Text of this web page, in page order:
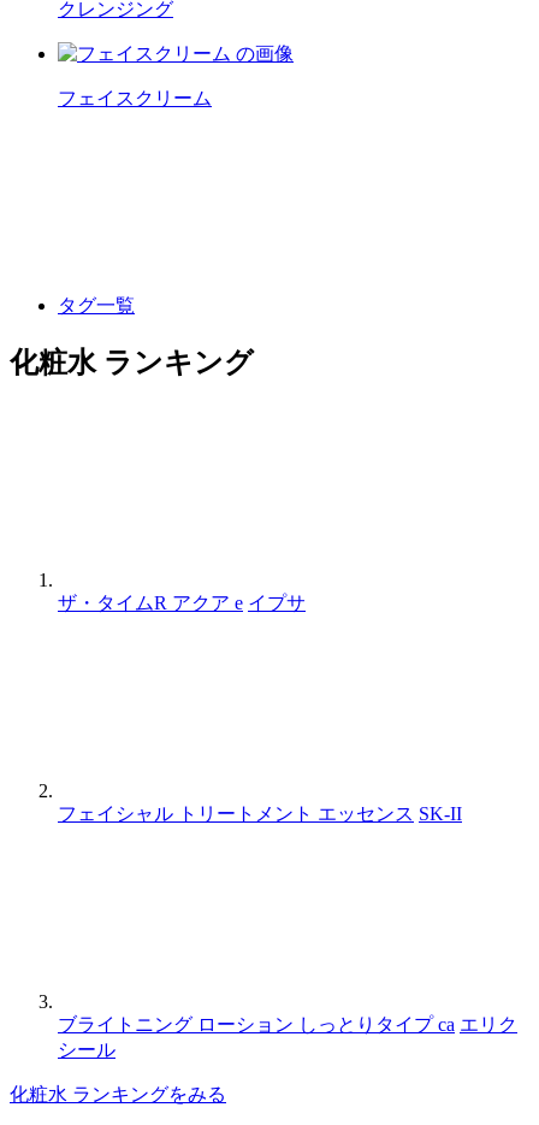
クレンジング
フェイスクリーム
タグ一覧
化粧水 ランキング
ザ・タイムR アクア e イプサ
フェイシャル トリートメント エッセンス SK-II
ブライトニング ローション しっとりタイプ ca エリク
シール
化粧水 ランキングをみる